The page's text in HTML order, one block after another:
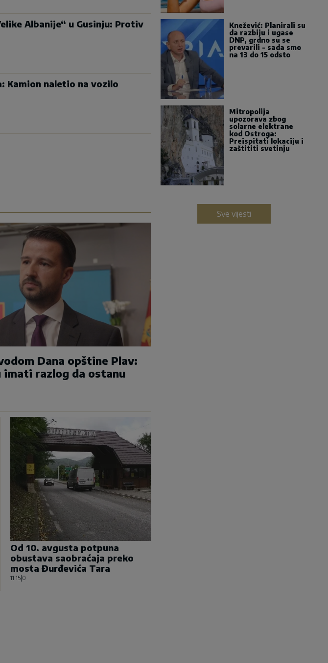
Albanije“ u Gusinju: Protiv
Kamion naletio na vozilo
Dana opštine Plav:
imati razlog da ostanu
Od 10. avgusta potpuna
obustava saobraćaja preko
mosta Đurđevića Tara
11:15|0
Knežević: Planirali su
da razbiju i ugase
DNP, grdno su se
prevarili - sada smo
na 13 do 15 odsto
Mitropolija
upozorava zbog
solarne elektrane
kod Ostroga:
Preispitati lokaciju i
zaštititi svetinju
Sve vijesti